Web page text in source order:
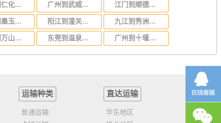
南平到仁化物流公司-货运专线全境配送「高效运输」 广州到武威物流专线，广州到武威货运公司电话 江门到顺德区物流公司-货运专线保证时效「要多久」
西宁到墨玉物流公司-货运专线急速响应「直达运送」 阳江到潼关物流公司-货运专线上门提货「准时到达」 九江到秀洲区物流公司-货运专线资质齐全「量大价优」
枣庄到万山区物流公司-货运专线怎么收费「全境派送」 东莞到温泉物流公司-货运专线往返运输「免费取件」 广州到十堰物流专线，广州到十堰货运公司
运输种类
普通运输
直达运输
华东地区